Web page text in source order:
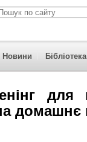
Новини Бібліотека
для
домашнє